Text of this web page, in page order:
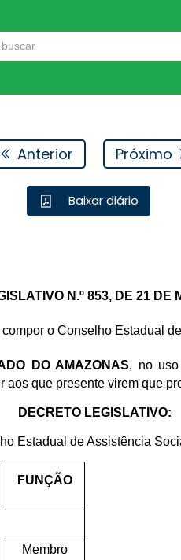
Anterior
Próximo
Baixar diário
N.º 853, DE 21 DE
o Conselho Estadual
DO AMAZONAS, no
aos que presente virem que
DECRETO LEGISLATIVO:
Estadual de Assistência
FUNÇÃO
Membro